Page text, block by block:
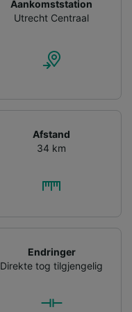
Aankomststation
Utrecht Centraal
Afstand
34 km
Endringer
Direkte tog tilgjengelig